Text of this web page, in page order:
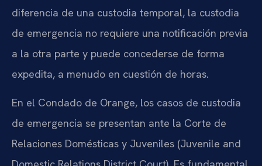
diferencia de una custodia temporal, la custodia
de emergencia no requiere una notificación previa
a la otra parte y puede concederse de forma
expedita, a menudo en cuestión de horas.
En el Condado de Orange, los casos de custodia
de emergencia se presentan ante la Corte de
Relaciones Domésticas y Juveniles (Juvenile and